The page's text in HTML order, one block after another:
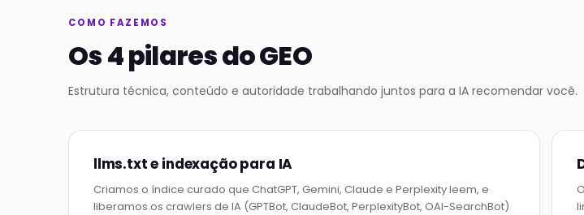
COMO FAZEMOS
Os 4 pilares do GEO
Estrutura técnica, conteúdo e autoridade trabalhando juntos para a IA recomendar você.
llms.txt e indexação para IA
Criamos o índice curado que ChatGPT, Gemini, Claude e Perplexity leem, e
liberamos os crawlers de IA (GPTBot, ClaudeBot, PerplexityBot, OAI-SearchBot)